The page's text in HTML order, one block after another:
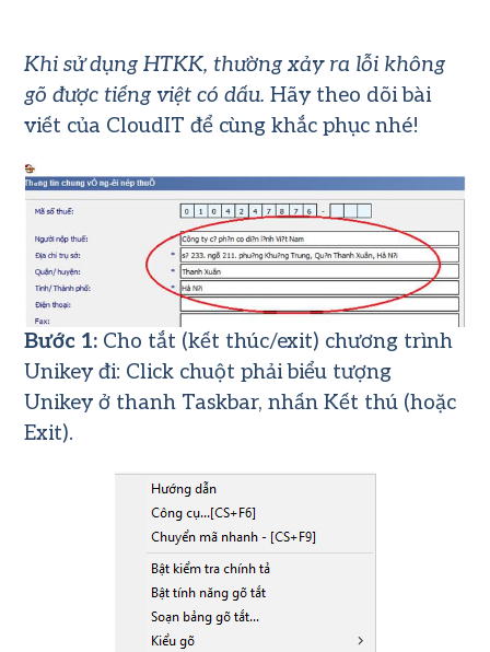
Khi sử dụng HTKK, thường xảy ra lỗi không
gõ được tiếng việt có dấu. Hãy theo dõi bài
viết của CloudIT để cùng khắc phục nhé!
Bước 1: Cho tắt (kết thúc/exit) chương trình
Unikey đi: Click chuột phải biểu tượng
Unikey ở thanh Taskbar, nhấn Kết thú (hoặc
Exit).